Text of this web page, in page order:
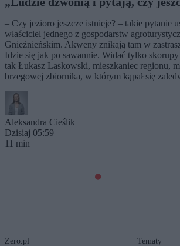
– Czy jezioro jeszcze istnieje? – takie pytanie
właściciel jednego z gospodarstw
Gnieźnieńskim. Akweny znikają tam w
Idzie się jak po sawannie. Widać tylko
tak Łukasz Laskowski, mieszkaniec regionu,
brzegowej zbiornika, w którym kąpał się
Aleksandra Cieślik
Dzisiaj 05:59
11 min
Zero.pl Tematy